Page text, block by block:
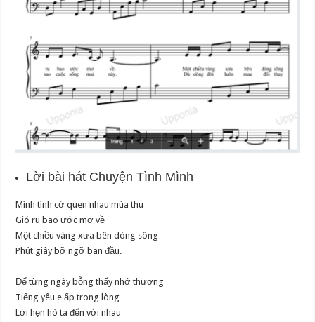
Lời bài hát Chuyện Tình Mình
Mình tình cờ quen nhau mùa thu
Gió ru bao ước mơ về
Một chiều vàng xưa bên dòng sông
Phút giây bỡ ngỡ ban đầu.
Để từng ngày bỗng thấy nhớ thương
Tiếng yêu e ấp trong lòng
Lời hẹn hò ta đến với nhau